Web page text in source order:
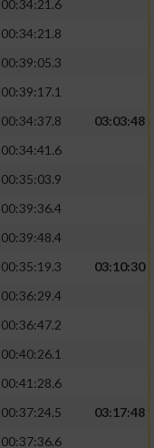
00:34:21.6
00:34:21.8
00:39:05.3
00:39:17.1
00:34:37.8
03:03:48
00:34:41.6
00:35:03.9
00:39:36.4
00:39:48.4
00:35:19.3
03:10:30
00:36:29.4
00:36:47.2
00:40:26.1
00:41:28.6
00:37:24.5
03:17:48
00:37:36.6